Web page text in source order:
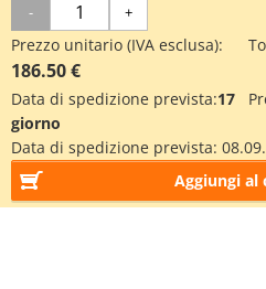
- +
Prezzo unitario (IVA esclusa):
186.50 €
Data di spedizione prevista:17
giorno
Data di spedizione prevista:
Aggiungi al